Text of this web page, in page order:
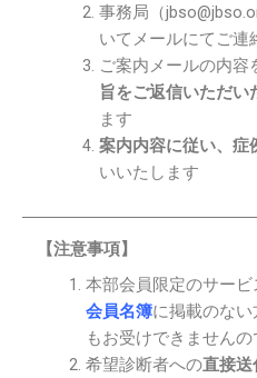
事務局（
いてメールにてご連
ご案内メールの内容
旨をご返信いただい
ます
案内内容に従い、症
いいたします
【注意事項】
本部会員限定のサービ
会員名簿に掲載のない
もお受けできませんの
希望診断者への直接送